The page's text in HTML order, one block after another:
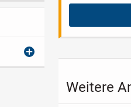
Weitere